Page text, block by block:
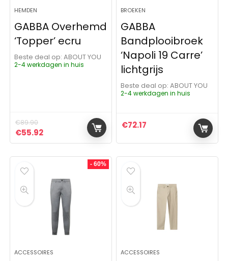
HEMDEN
GABBA Overhemd
‘Topper’ ecru
Beste deal op:
ABOUT YOU
2-4 werkdagen in huis
€89.90
Oorspronkelijke prijs was: €89.90.
€55.92Huidige prijs is: €55.92.
BROEKEN
GABBA
Bandplooibroek
‘Napoli 19 Carre’
lichtgrijs
Beste deal op:
ABOUT YOU
2-4 werkdagen in huis
€72.17
- 60%
ACCESSOIRES ACCESSOIRES